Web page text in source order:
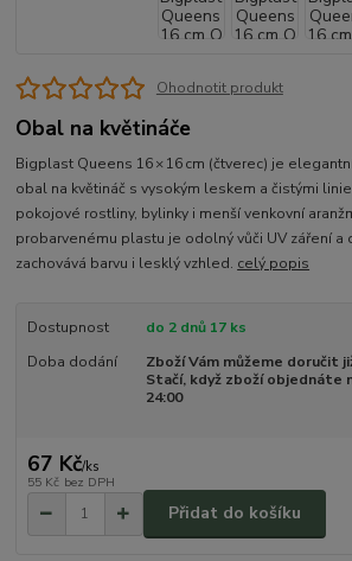
Ohodnotit produkt
Obal na květináče
Bigplast Queens 16 × 16 cm (čtverec) je
obal na květináč s vysokým leskem a čistými
pokojové rostliny, bylinky i menší venkovní
probarvenému plastu je odolný vůči UV záření a
zachovává barvu i lesklý vzhled. celý popis
Dostupnost
do 2 dnů 17 ks
Doba dodání
Zboží Vám můžeme doručit
Stačí, když zboží objednáte
24:00
67 Kč/ks
55 Kč bez DPH
Přidat do košíku